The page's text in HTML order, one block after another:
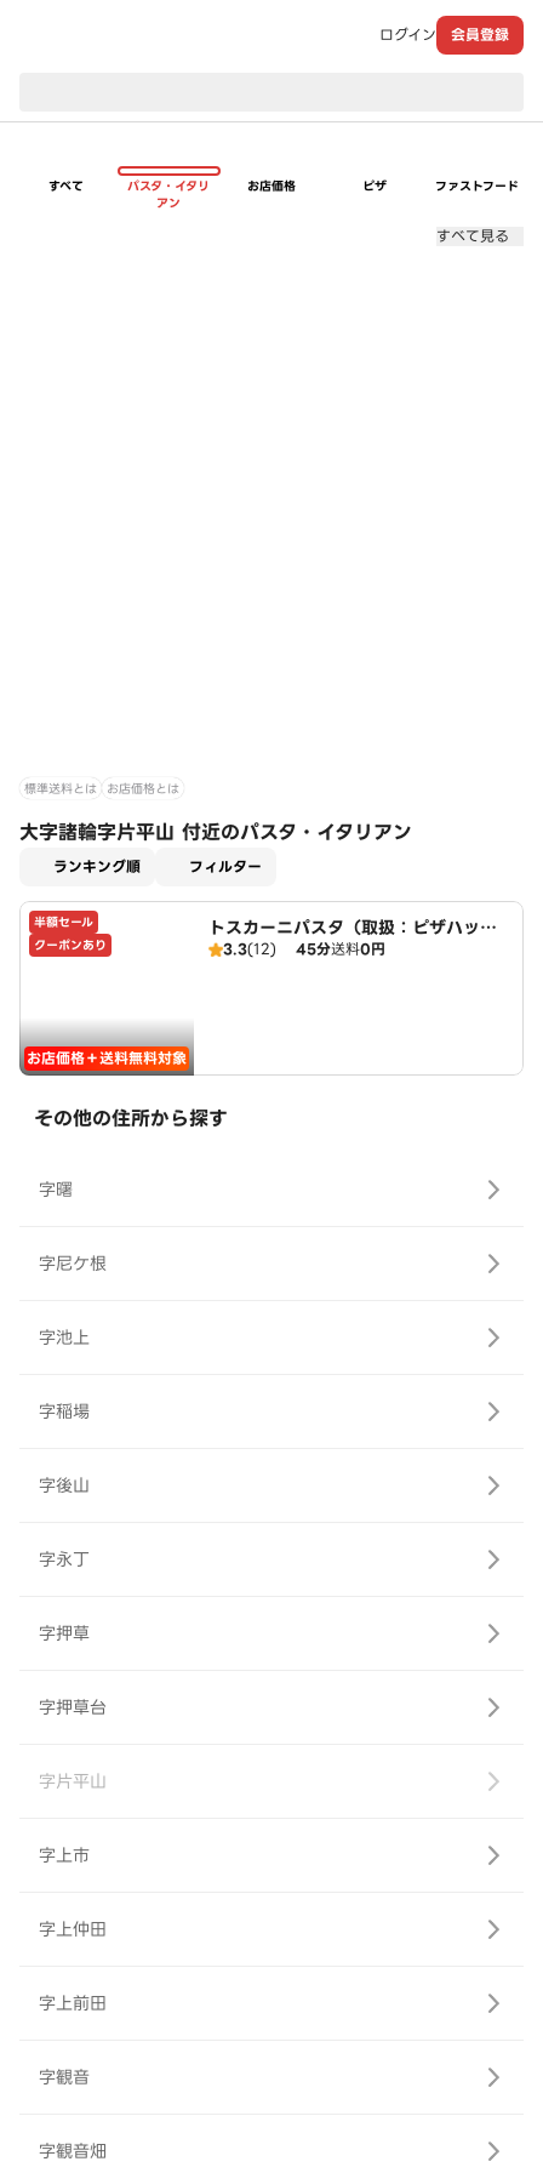
ログイン 会員登録
すべて
パスタ・イタリ
アン
お店価格 ピザ ファストフード
すべて見る
標準送料とは お店価格とは
大字諸輪字片平山 付近のパスタ・イタリアン
ランキング順 フィルター
半額セール
クーポンあり
お店価格＋送料無料対象
トスカーニパスタ（取扱：ピザハット
三好店）
3.3(12) 45分送料0円
その他の住所から探す
字曙
字尼ケ根
字池上
字稲場
字後山
字永丁
字押草
字押草台
字片平山
字上市
字上仲田
字上前田
字観音
字観音畑